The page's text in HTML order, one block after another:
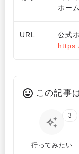
ホー
URL
公式
この記事
行ってみたい
3